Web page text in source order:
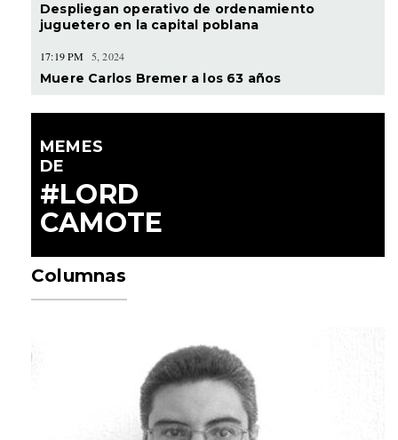
Despliegan operativo de ordenamiento
juguetero en la capital poblana
17:19 PM 5, 2024
Muere Carlos Bremer a los 63 años
MEMES
DE
#LORD
CAMOTE
Columnas